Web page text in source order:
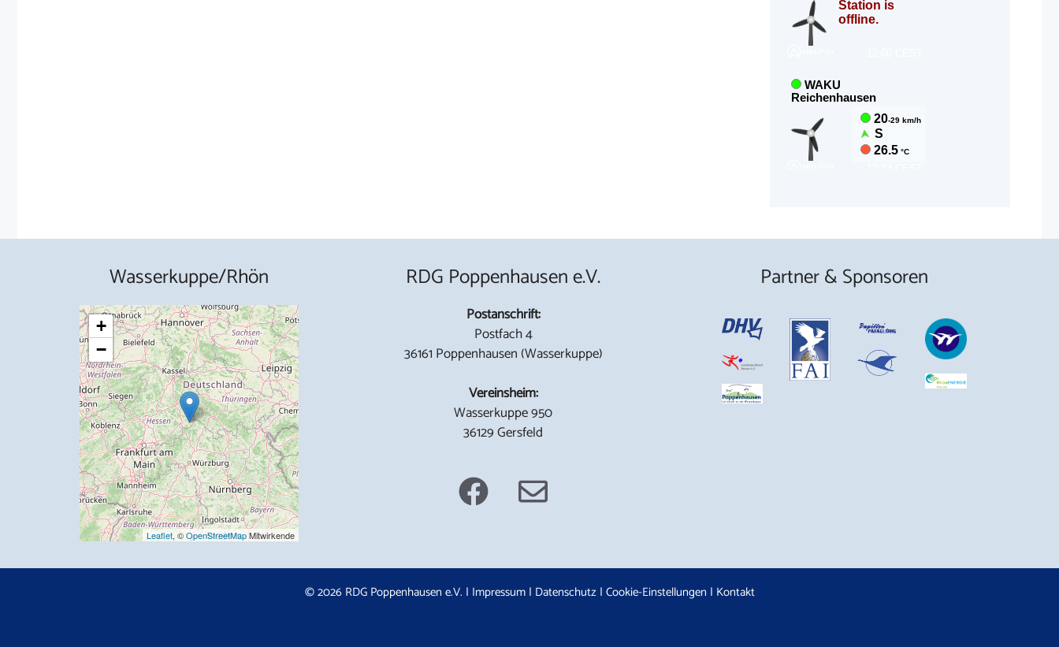
Wasserkuppe/Rhön
+
−
Leaflet, ©OpenStreetMapMitwirkende
RDG Poppenhausen e.V.
Postanschrift:
Postfach 4
36161 Poppenhausen (Wasserkuppe)
Vereinsheim:
Wasserkuppe 950
36129 Gersfeld
Partner & Sponsoren
© 2026 RDG Poppenhausen e.V. | Impressum| Datenschutz | Cookie-Einstellungen | Kontakt